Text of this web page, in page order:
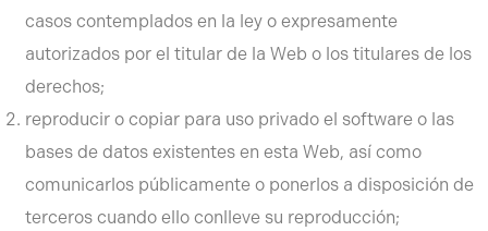
casos contemplados en la ley o expresamente
autorizados por el titular de la Web o los titulares de los
derechos;
reproducir o copiar para uso privado el software o las
bases de datos existentes en esta Web, así como
comunicarlos públicamente o ponerlos a disposición de
terceros cuando ello conlleve su reproducción;